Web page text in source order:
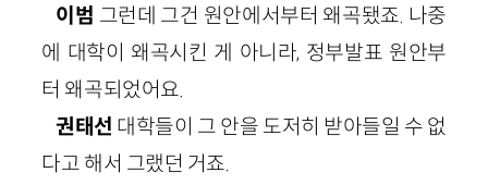
이범 그런데 그건 원안에서부터 왜곡됐죠. 나중
에 대학이 왜곡시킨 게 아니라, 정부발표 원안부
터 왜곡되었어요.
권태선 대학들이 그 안을 도저히 받아들일 수 없
다고 해서 그랬던 거죠.